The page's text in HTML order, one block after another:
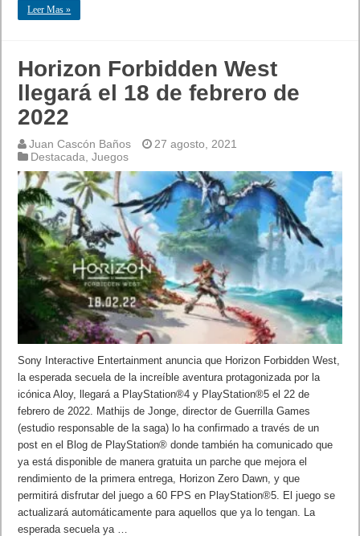
Leer Mas »
Horizon Forbidden West
llegará el 18 de febrero de
2022
Juan Cascón Baños
27 agosto, 2021
Destacada ,Juegos
Sony Interactive Entertainment anuncia que Horizon Forbidden West,
la esperada secuela de la increíble aventura protagonizada por la
icónica Aloy, llegará a PlayStation®4 y PlayStation®5 el 22 de
febrero de 2022. Mathijs de Jonge, director de Guerrilla Games
(estudio responsable de la saga) lo ha confirmado a través de un
post en el Blog de PlayStation® donde también ha comunicado que
ya está disponible de manera gratuita un parche que mejora el
rendimiento de la primera entrega, Horizon Zero Dawn, y que
permitirá disfrutar del juego a 60 FPS en PlayStation®5. El juego se
actualizará automáticamente para aquellos que ya lo tengan. La
esperada secuela ya …